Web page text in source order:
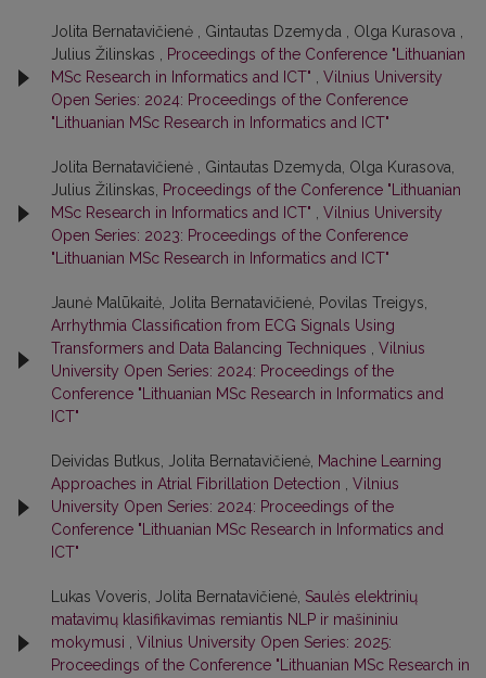
Jolita Bernatavičienė , Gintautas Dzemyda , Olga Kurasova ,
Julius Žilinskas ,
Proceedings of the Conference "Lithuanian
MSc Research in Informatics and ICT"
Vilnius University
Open Series: 2024: Proceedings of the Conference
"Lithuanian MSc Research in Informatics and ICT"
Jolita Bernatavičienė , Gintautas Dzemyda, Olga Kurasova,
Julius Žilinskas,
Proceedings of the Conference "Lithuanian
MSc Research in Informatics and ICT"
Vilnius University
Open Series: 2023: Proceedings of the Conference
"Lithuanian MSc Research in Informatics and ICT"
Jaunė Malūkaitė, Jolita Bernatavičienė, Povilas Treigys,
Arrhythmia Classification from ECG Signals Using
Transformers and Data Balancing Techniques
Vilnius
University Open Series: 2024: Proceedings of the
Conference "Lithuanian MSc Research in Informatics and
ICT"
Deividas Butkus, Jolita Bernatavičienė, Machine Learning
Approaches in Atrial Fibrillation Detection
Vilnius
University Open Series: 2024: Proceedings of the
Conference "Lithuanian MSc Research in Informatics and
ICT"
Lukas Voveris, Jolita Bernatavičienė, Saulės elektrinių
matavimų klasifikavimas remiantis NLP ir mašininiu
mokymusi
Vilnius University Open Series: 2025:
Proceedings of the Conference "Lithuanian MSc Research in